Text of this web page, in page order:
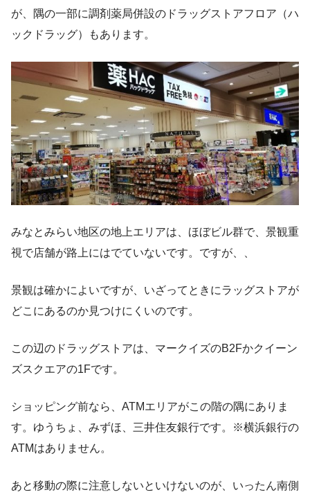
が、隅の一部に調剤薬局併設のドラッグストアフロア（ハ
ックドラッグ）もあります。
みなとみらい地区の地上エリアは、ほぼビル群で、景観重
視で店舗が路上にはでていないです。ですが、、
景観は確かによいですが、いざってときにラッグストアが
どこにあるのか見つけにくいのです。
この辺のドラッグストアは、マークイズのB2Fかクイーン
ズスクエアの1Fです。
ショッピング前なら、ATMエリアがこの階の隅にありま
す。ゆうちょ、みずほ、三井住友銀行です。※横浜銀行の
ATMはありません。
あと移動の際に注意しないといけないのが、いったん南側